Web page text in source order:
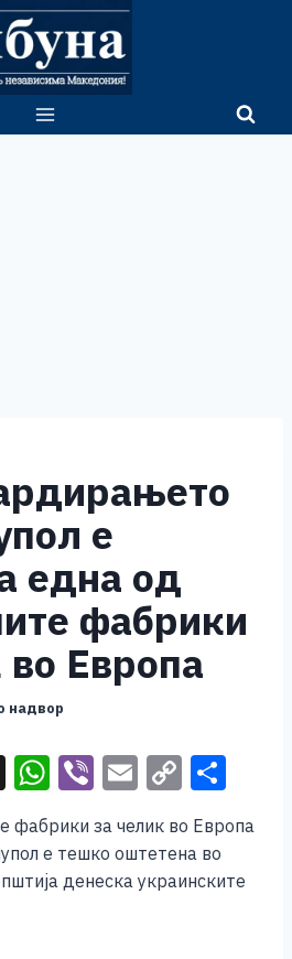
е
една од
фабрики
Европа
надвор
X W
at
s
Vi
er
E
ai
l
C
o
p
y
ar
e
фабрики за челик во Европа
е тешко оштетена во
денеска украинските